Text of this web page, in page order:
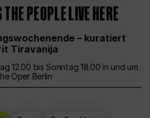
PEOPLE LIVE HERE
– kuratiert
Tiravanija
12.00 bis Sonntag 18.00 in und um
Oper Berlin